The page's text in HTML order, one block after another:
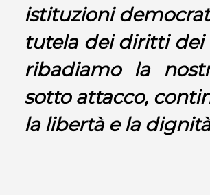
istituzioni
tutela dei diritti dei
ribadiamo la
sotto attacco,
la libertà e la dignità